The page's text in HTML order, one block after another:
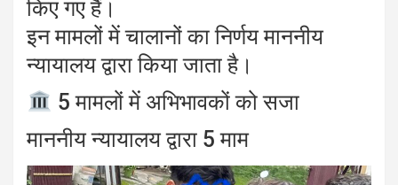
किए गए हैं।
इन मामलों में चालानों का निर्णय माननीय
न्यायालय द्वारा किया जाता है।
5 मामलों में अभिभावकों को सजा
माननीय न्यायालय द्वारा 5 माम